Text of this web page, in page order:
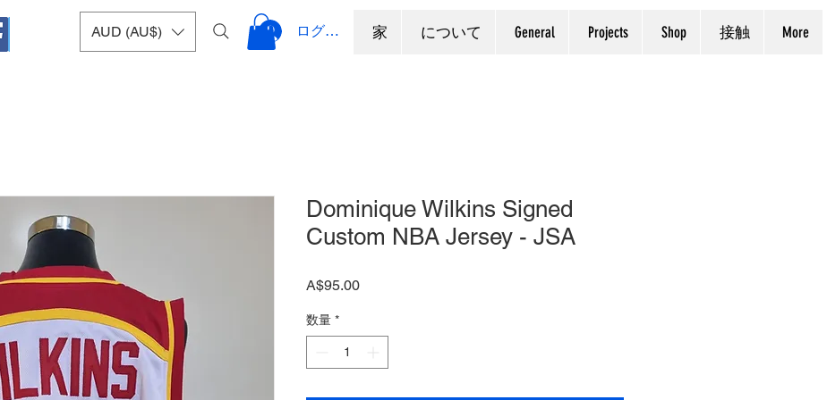
AUD (AU$) ログイン 家 について General Projects Shop 接触 More
Dominique Wilkins Signed
Custom NBA Jersey - JSA
A$95.00価
数量 *